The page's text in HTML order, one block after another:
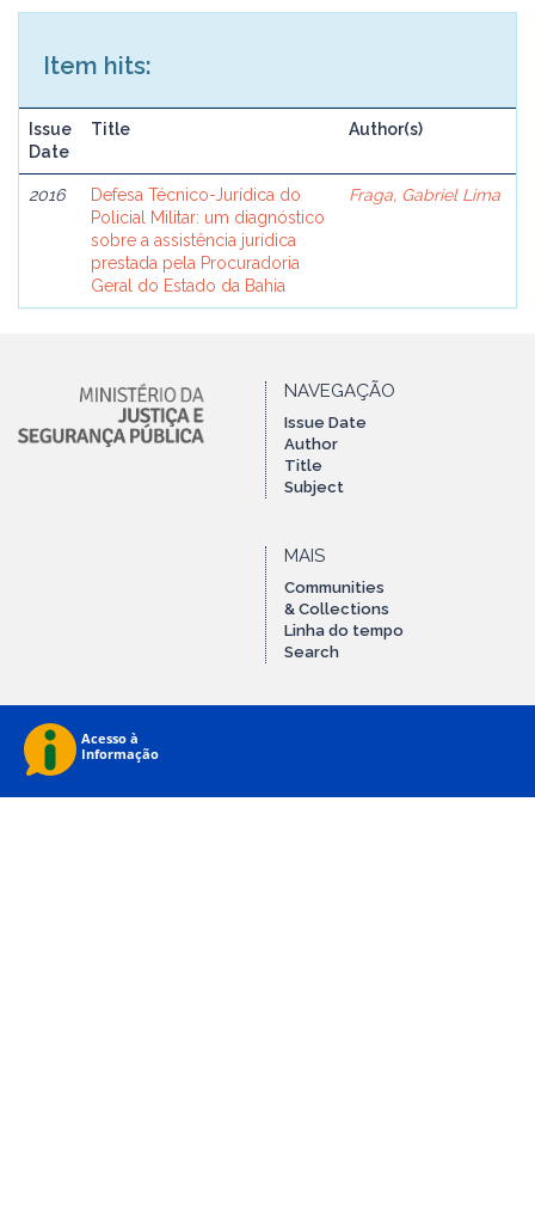
Item hits:
Issue
Date
Title Author(s)
2016
Defesa Técnico-Jurídica do
Policial Militar: um diagnóstico
sobre a assistência jurídica
prestada pela Procuradoria
Geral do Estado da Bahia
Fraga, Gabriel Lima
NAVEGAÇÃO
Issue Date
Author
Title
Subject
MAIS
Communities
& Collections
Linha do tempo
Search